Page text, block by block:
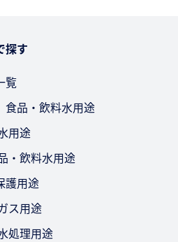
探す
覧
食品・飲料水用途
用途
・飲料水用途
護用途
ス用途
処理用途